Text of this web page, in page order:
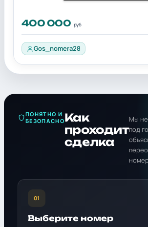
400 000 руб
Gos_nomera28
ПОНЯТНО И
БЕЗОПАСНОКак
проходит
сделка
Мы
под
01
Выберите номер